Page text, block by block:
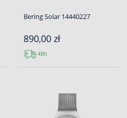
Bering Solar 14440227
890,00 zł
48h